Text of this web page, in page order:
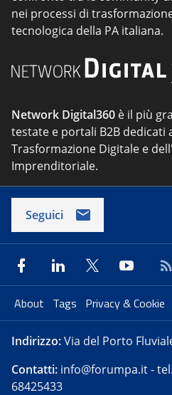
nei processi di
tecnologica della PA italiana.
Network Digital360 è il più
testate e portali B2B dedicati
Trasformazione Digitale e
Imprenditoriale.
Seguici
About Tags Privacy & Cookie
Indirizzo:Via del Porto
Contatti: info@forumpa.it-
68425433